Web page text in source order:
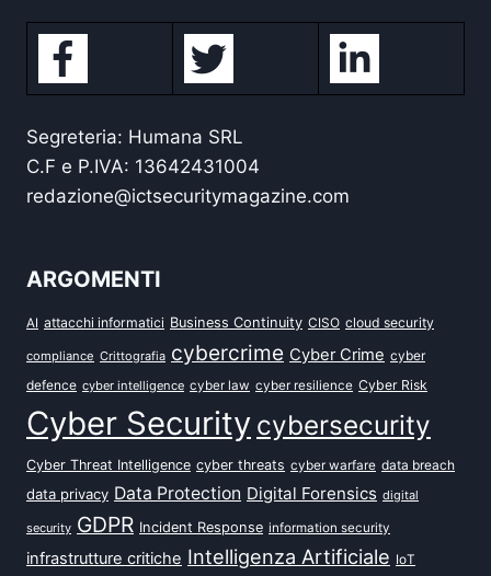
Segreteria: Humana SRL
C.F e P.IVA: 13642431004
redazione@ictsecuritymagazine.com
ARGOMENTI
AI attacchi informatici Business Continuity CISO cloud security
compliance Crittografia cybercrime Cyber Crime cyber
defence cyber intelligence cyber law cyber resilience Cyber Risk
Cyber Security cybersecurity
Cyber Threat Intelligence cyber threats cyber warfare data breach
data privacy Data Protection Digital Forensics digital
security GDPR Incident Response information security
infrastrutture critiche Intelligenza Artificiale IoT